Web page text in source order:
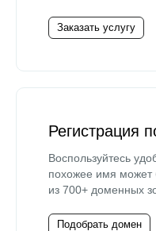
Заказать услугу
Регистрация
Воспользуйтесь
похожее имя может
из 700+ доменных
Подобрать домен